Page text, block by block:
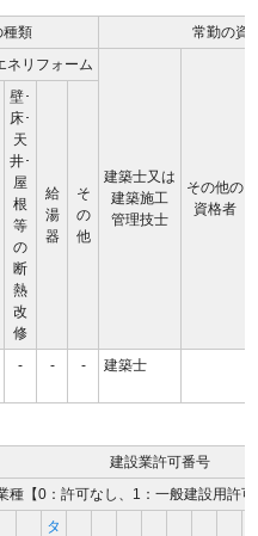
種類 常勤の資
ネリフォーム
建築士又は
建築施工
管理技士
その他の
資格者
壁･
床･
天
井･
屋
根
等
の
断
熱
改
修
給
湯
器
そ
の
他
- - - 建築士
建設業許可番号
種【0：許可なし、1：一般建設用許
タ